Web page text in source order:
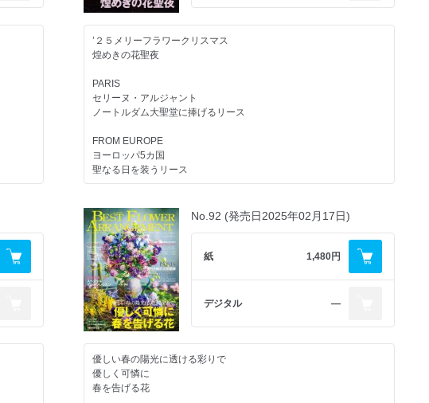
’２５メリーフラワークリスマス
煌めきの花聖夜
PARIS
セリーヌ・アルジャント
ノートルダム大聖堂に捧げるリース
FROM EUROPE
ヨーロッパ5カ国
聖なる日を装うリース
ブリティッシュナイトは
花で心ときめいて♡
英国ロマンティック聖夜
Wreath
リースアレンジ
108コレクション
縁起物を主役に
お正月の寿アレンジ
世界のトップフローリストに学べる
オンラインフラワースクール
No.92 (発売日2025年02月17日)
紙 1,480円
デジタル ―
優しい春の陽光に透ける彩りで
優しく可憐に
春を告げる花